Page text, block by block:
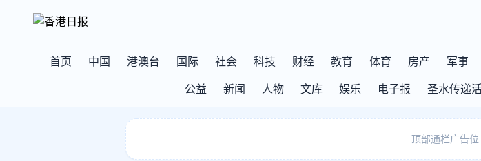
首页 中国 港澳台 国际 社会 科技 财经 教育 体育 房产 军事
公益
新闻 人物 文库 娱乐 电子报 圣水传递
顶部通栏广告